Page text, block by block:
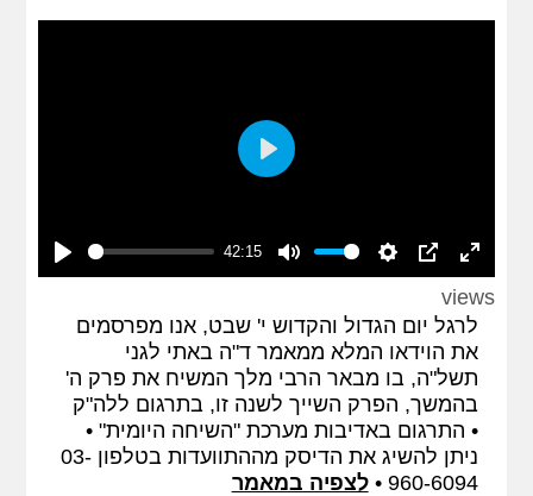
Play
42:15
Mute Settings PIPEnter
fullscreen
Play
views
לרגל יום הגדול והקדוש י' שבט, אנו מפרסמים
את הוידאו המלא ממאמר ד"ה באתי לגני
תשל"ה, בו מבאר הרבי מלך המשיח את פרק ה'
בהמשך, הפרק השייך לשנה זו, בתרגום ללה"ק
• התרגום באדיבות מערכת "השיחה היומית" •
ניתן להשיג את הדיסק מההתוועדות בטלפון 03-
960-6094 •
לצפיה במאמר